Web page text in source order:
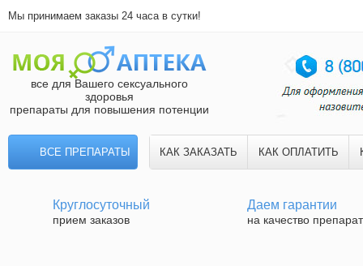
Мы принимаем заказы 24 часа в сутки!
все для Вашего сексуального
здоровья
препараты для повышения потенции
ВСЕ ПРЕПАРАТЫ КАК ЗАКАЗАТЬ КАК ОПЛАТИТЬ
Круглосуточный
прием заказов
Даем гарантии
на качество